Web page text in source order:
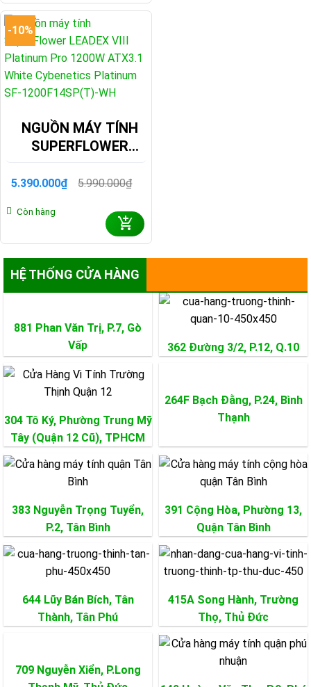
144HZ 100% SRGB,
WIN 11 HOME)
-10%
NGUỒN MÁY TÍNH
SUPERFLOWER
LEADEX VIII
PLATINUM PRO
WHITE CYBENETICS
PLATINUM SF-
1200F14SP(T)-WH
5.990.000₫
Giá
5.990.000₫.
5.390.000₫
Giá
5.390.000₫.
Còn hàng
HỆ THỐNG CỬA HÀNG
881 Phan Văn Trị, P.7, Gò
Vấp
362 Đường 3/2, P.12, Q.10
304 Tô Ký, Phường Trung Mỹ
Tây (Quận 12 Cũ), TPHCM
264F Bạch Đằng, P.24, Bình
Thạnh
383 Nguyễn Trọng Tuyển,
P.2, Tân Bình
391 Cộng Hòa, Phường 13,
Quận Tân Bình
644 Lũy Bán Bích, Tân
Thành, Tân Phú
415A Song Hành, Trường
Thọ, Thủ Đức
709 Nguyễn Xiển, P.Long